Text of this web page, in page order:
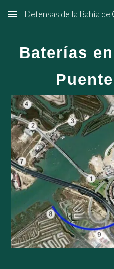
Skip to main content
Defensas de la Bahía
Baterías